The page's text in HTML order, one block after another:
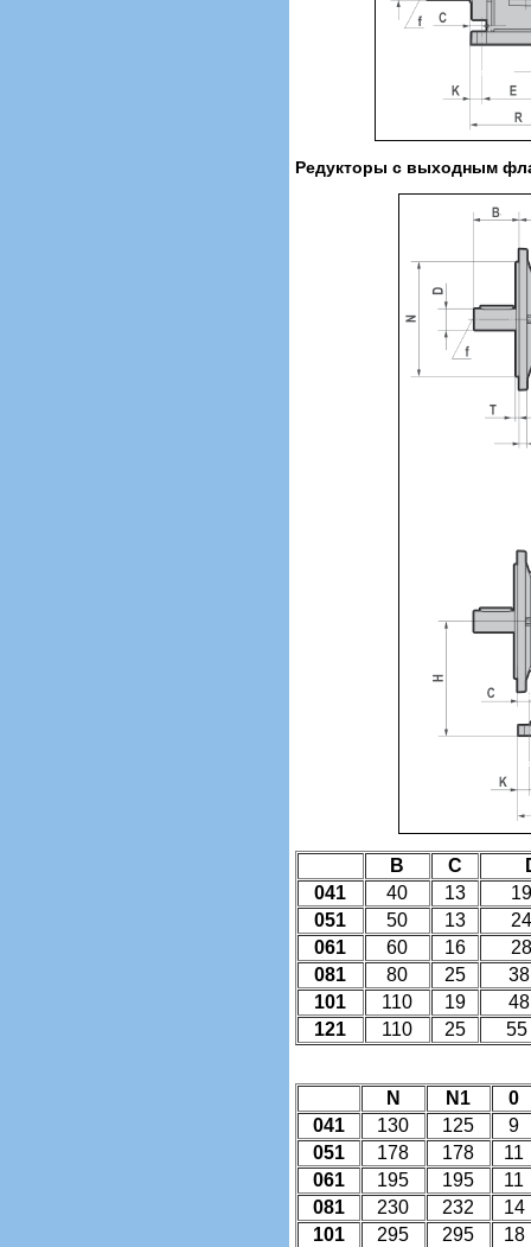
Редукторы с выходным
B C
041
40 13
051
50 13
061
60 16
081
80 25
101
110 19
121
110 25 55
N N1
0
041
130 125
9
051
178 178
11
061
195 195
11
081
230 232
14
101
295 295 18